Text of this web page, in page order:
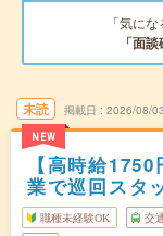
「気に
「面談
未読
NEW
掲載日 2026/08/03
【高時給
業で巡回スタ
職種未経験OK 交